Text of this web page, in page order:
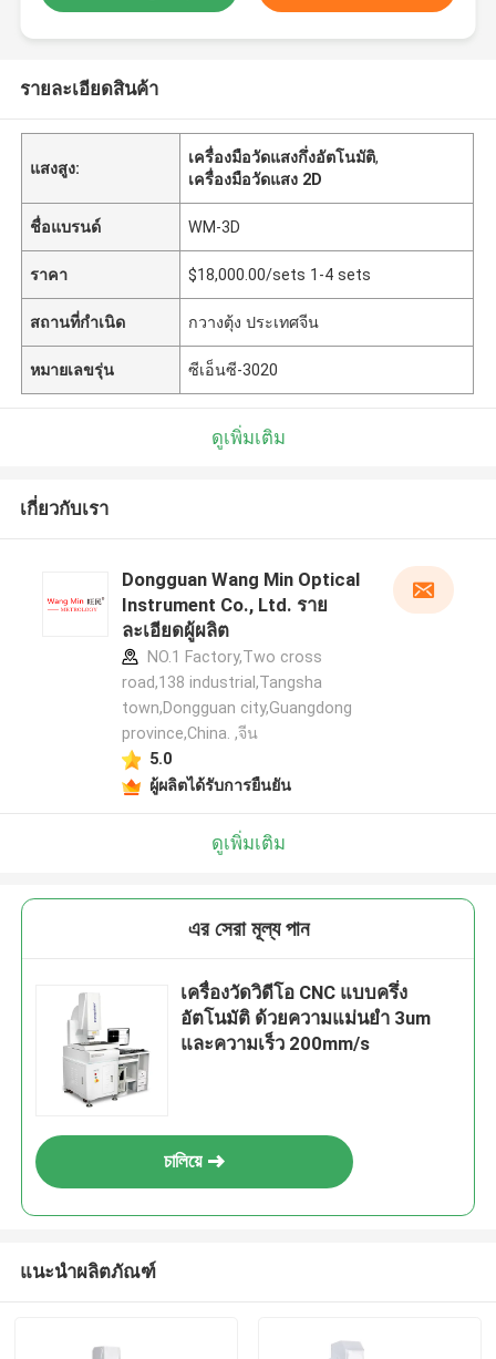
รายละเอียดสินค้า
แสงสูง:
เครื่องมือวัดแสงกึ่งอัตโนมัติ,
เครื่องมือวัดแสง 2D
ชื่อแบรนด์ WM-3D
ราคา $18,000.00/sets 1-4 sets
สถานที่กำเนิด กวางตุ้ง ประเทศจีน
หมายเลขรุ่น ซีเอ็นซี-3020
ดูเพิ่มเติม
เกี่ยวกับเรา
Dongguan Wang Min Optical
Instrument Co., Ltd. ราย
ละเอียดผู้ผลิต
NO.1 Factory,Two cross
road,138 industrial,Tangsha
town,Dongguan city,Guangdong
province,China. ,จีน
5.0
ผู้ผลิตได้รับการยืนยัน
ดูเพิ่มเติม
এর সেরা মূল্য পান
เครื่องวัดวิดีโอ CNC แบบครึ่ง
อัตโนมัติ ด้วยความแม่นยํา 3um
และความเร็ว 200mm/s
চালিয়ে
แนะนำผลิตภัณฑ์